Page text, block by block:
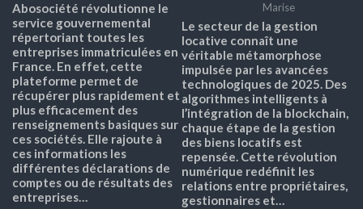
Abosociété révolutionne le
service gouvernemental
répertoriant toutes les
entreprises immatriculées en
France. En effet, cette
plateforme permet de
récupérer plus rapidement et
plus efficacement des
renseignements basiques sur
ces sociétés. Elle rajoute à
ces informations les
différentes déclarations de
comptes ou de résultats des
entreprises…
Marise
Le secteur de la gestion
locative connaît une
véritable métamorphose
impulsée par les avancées
technologiques de 2025. Des
algorithmes intelligents à
l’intégration de la blockchain,
chaque étape de la gestion
des biens locatifs est
repensée. Cette révolution
numérique redéfinit les
relations entre propriétaires,
gestionnaires et…